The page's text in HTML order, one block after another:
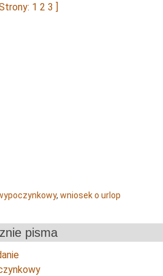
1 2 3 ]
, wniosek o urlop
pisma